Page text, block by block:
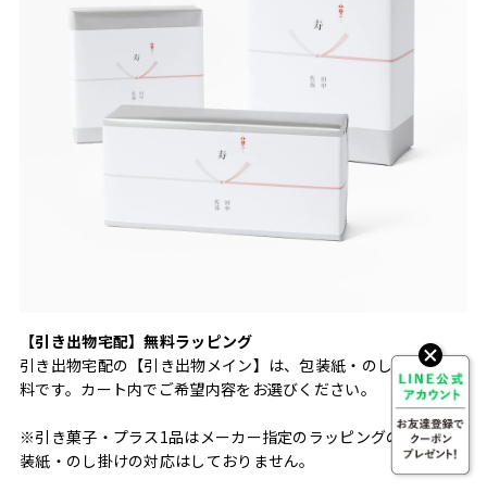
【引き出物宅配】無料ラッピング
引き出物宅配の【引き出物メイン】は、包装紙・のし掛けが無
料です。カート内でご希望内容をお選びください。
※引き菓子・プラス1品はメーカー指定のラッピングのため、包
装紙・のし掛けの対応はしておりません。